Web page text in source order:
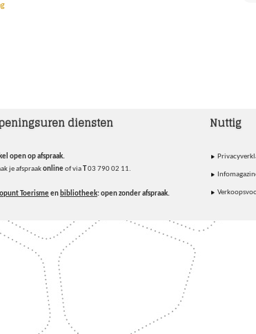
diensten
open op afspraak.
je afspraakonlineof viaT03 790 02 11.
Toerismeen bibliotheek: open zonder afspraak.
Nuttig